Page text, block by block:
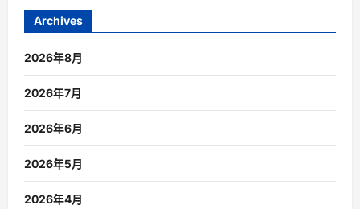
Archives
2026年8月
2026年7月
2026年6月
2026年5月
2026年4月